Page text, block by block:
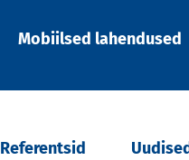
Mobiilsed lahendused
Referentsid